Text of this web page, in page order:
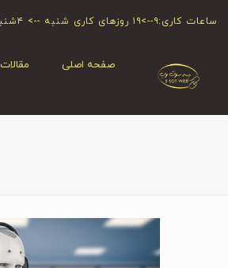
ساعات کاری:۹-->۱۹ روزهای کاری شنبه --> ۴شنبه
صفحه اصلی مقالات